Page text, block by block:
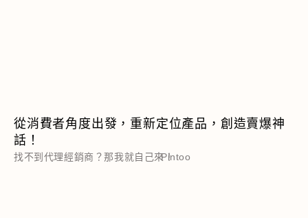
從消費者角度出發，重新定位產品，創造賣爆神
話！
找不到代理經銷商？那我就自己來！Pintoo